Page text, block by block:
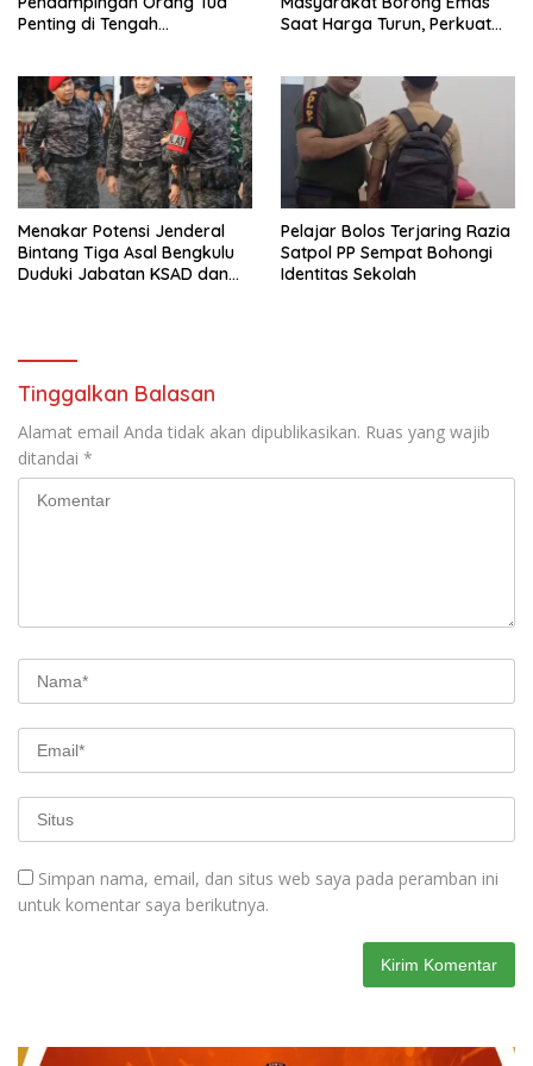
Penting di Tengah
Saat Harga Turun, Perkuat
Menakar Potensi Jenderal
Bintang Tiga Asal Bengkulu
Duduki Jabatan KSAD dan
Pelajar Bolos Terjaring Razia
Satpol PP Sempat Bohongi
Identitas Sekolah
Tinggalkan Balasan
Alamat email Anda tidak akan dipublikasikan. Ruas yang wajib
ditandai *
Simpan nama, email, dan situs web saya pada peramban ini
untuk komentar saya berikutnya.